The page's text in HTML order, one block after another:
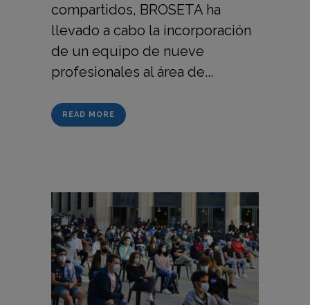
compartidos, BROSETA ha
llevado a cabo la incorporación
de un equipo de nueve
profesionales al área de...
READ MORE